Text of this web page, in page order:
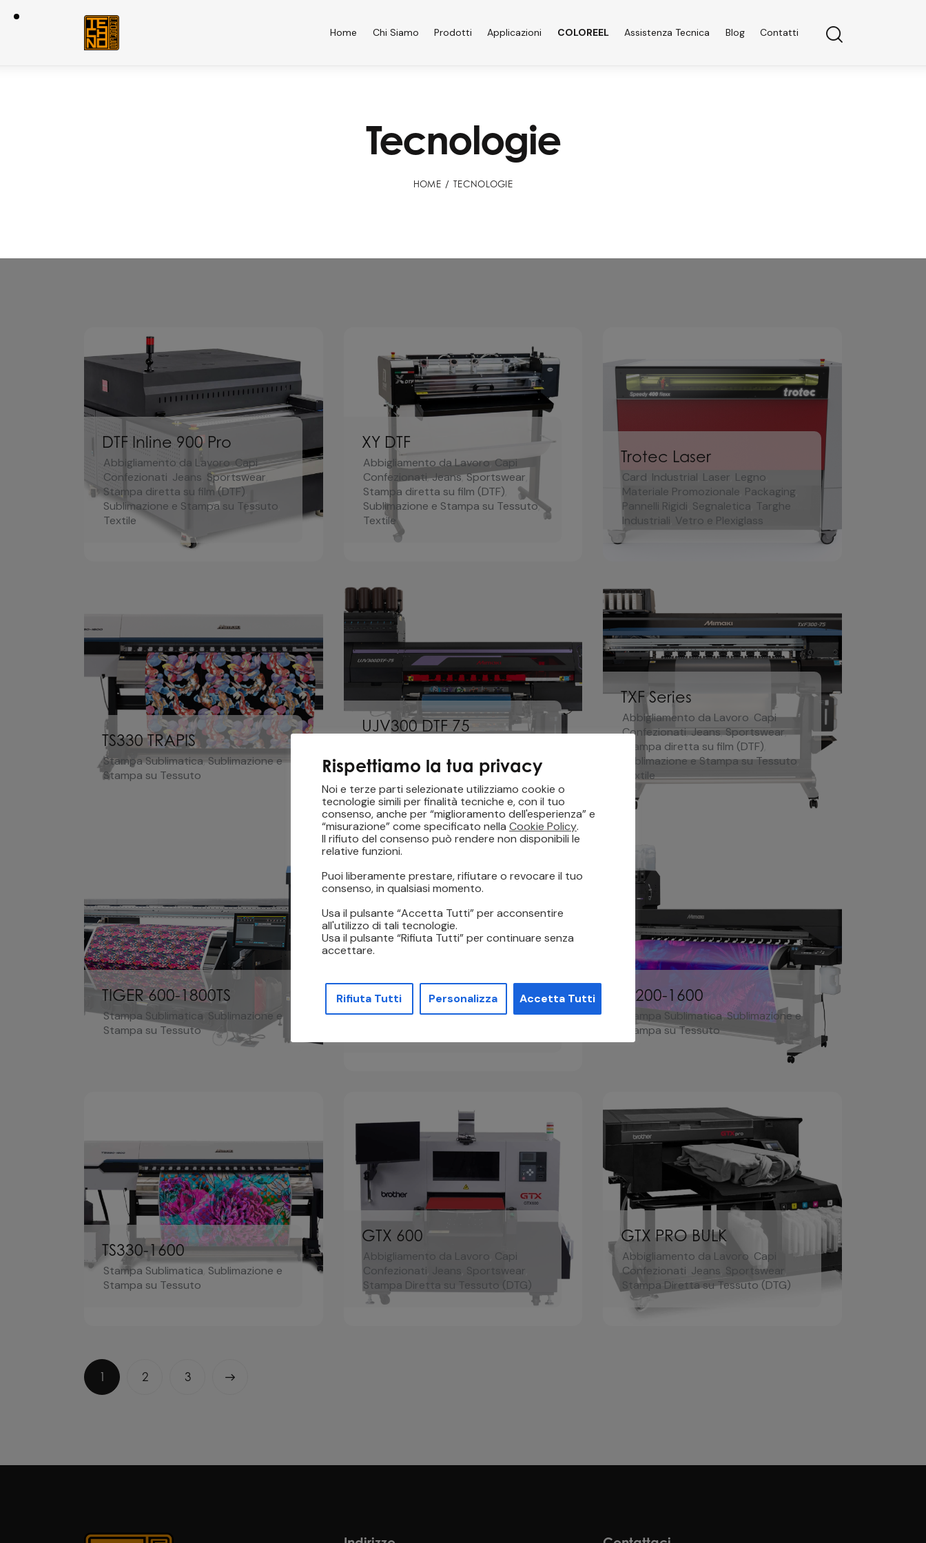
Home Chi Siamo Prodotti Applicazioni COLOREEL Assistenza Tecnica Blog Contatti
Tecnologie
HOME TECNOLOGIE
DTF Inline 900 Pro
Abbigliamento da Lavoro Capi
Confezionati Jeans Sportswear
Stampa diretta su film (DTF)
Sublimazione e Stampa su Tessuto
Textile
XY DTF
Abbigliamento da Lavoro,Capi
Confezionati,Jeans,Sportswear
Stampa diretta su film (DTF)
Sublimazione e Stampa su Tessuto,
Textile
Trotec Laser
Card Industrial Laser Legno
Materiale Promozionale Packaging
Pannelli Rigidi Segnaletica Targhe
Industriali Vetro e Plexiglass
TS330 TRAPIS
Stampa Sublimatica,Sublimazione e
Stampa su Tessuto
UJV300 DTF 75
Packaging,Termoadesivi,UV Led,
Vinile
TXF Series
Abbigliamento da Lavoro Capi
Confezionati,Jeans,Sportswear,
Stampa diretta su film (DTF)
Sublimazione e Stampa su Tessuto,
Textile
TIGER 600-1800TS
Stampa Sublimatica Sublimazione e
Stampa su Tessuto
TX 330 Series
Stampa Sublimatica,Sublimazione e
TS200-1600
Stampa Sublimatica,Sublimazione e
Stampa su Tessuto
TS330-1600
Stampa Sublimatica Sublimazione e
Stampa su Tessuto
GTX 600
Abbigliamento da Lavoro Capi
Confezionati Jeans Sportswear
Stampa Diretta su Tessuto (DTG)
GTX PRO BULK
Abbigliamento da Lavoro Capi
Confezionati Jeans Sportswear
Stampa Diretta su Tessuto (DTG)
1 2 3
Rispettiamo la tua privacy
Noi e terze parti selezionate utilizziamo cookie o
tecnologie simili per finalità tecniche e, con il tuo
consenso, anche per “miglioramento dell'esperienza” e
“misurazione” come specificato nella Cookie Policy.
Il rifiuto del consenso può rendere non disponibili le
relative funzioni.
Puoi liberamente prestare, rifiutare o revocare il tuo
consenso, in qualsiasi momento.
Usa il pulsante “Accetta Tutti” per acconsentire
all'utilizzo di tali tecnologie.
Usa il pulsante “Rifiuta Tutti” per continuare senza
accettare.
Rifiuta Tutti Personalizza Accetta Tutti